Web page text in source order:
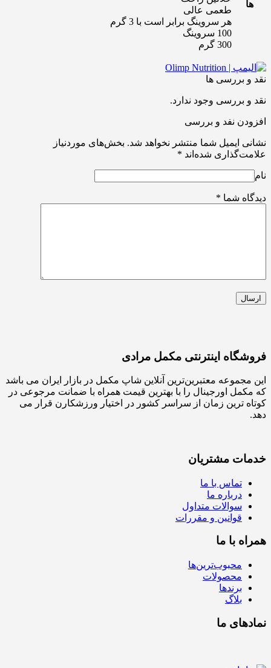
ها
طعمی عالی
هر سروینگ برابر است با 3 گرم
100 سروینگ
300 گرم
نقد و بررسی ها
نقد و بررسی وجود ندارد.
افزودن نفد و بررسی
نشانی ایمیل شما منتشر نخواهد شد. بخش‌های موردنیاز
علامت‌گذاری شده‌اند *
نام
دیدگاه شما *
فروشگاه اینترنتی مکمل مرادی
این مجموعه معتبرین‌ترین آنلاین شاپ مکمل در بازار ایران می باشد
که مکمل اورجینال را با بهترین قیمت همراه با ضمانت مرجوعی در
کوتاه ترین زمان از سراسر کشور در اختیار ورزشکارن قرار می
دهد.
خدمات مشتریان
تماس با ما
درباره ما
سوالات متداول
قوانین و مقررات
همراه با ما
محبوب‌ترین‌ها
محصولات
برندها
بلاگ
نمادهای ما